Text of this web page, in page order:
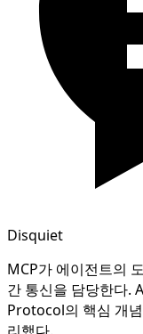
Disquiet
MCP가 에이전트의
간 통신을 담당한다.
Protocol의 핵심 개